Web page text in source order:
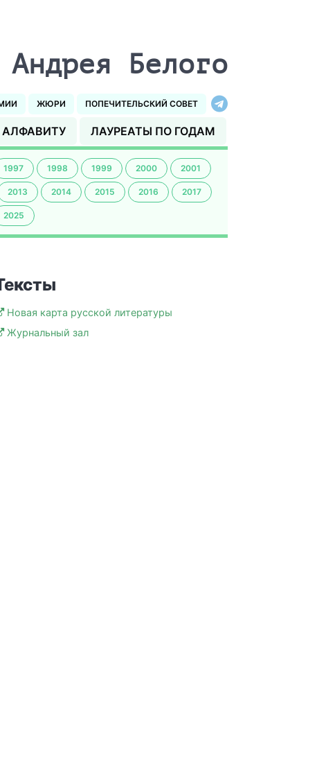
Андрея Белого
ЖЮРИ ПОПЕЧИТЕЛЬСКИЙ СОВЕТ
АЛФАВИТУ ЛАУРЕАТЫ ПО ГОДАМ
1997 1998 1999 2000 2001
2013 2014 2015 2016 2017
2025
Новая карта русской литературы
Журнальный зал